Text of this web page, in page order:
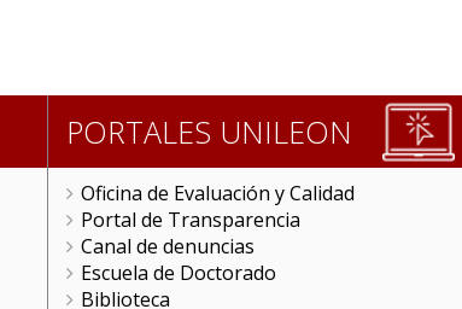
PORTALES UNILEON
Oficina de Evaluación y Calidad
Portal de Transparencia
Canal de denuncias
Escuela de Doctorado
Biblioteca